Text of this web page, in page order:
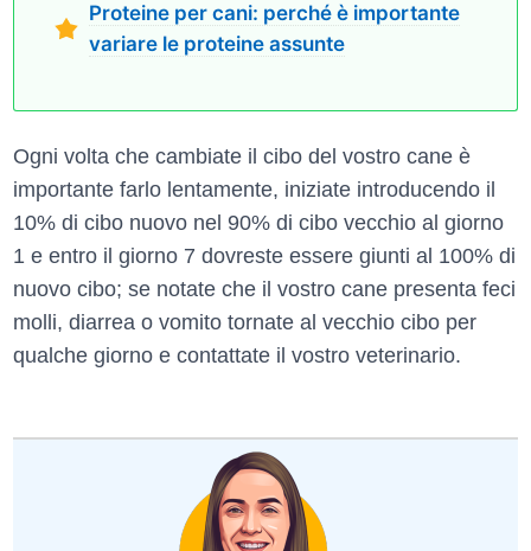
Proteine per cani: perché è importante
variare le proteine assunte
Ogni volta che cambiate il cibo del vostro cane è
importante farlo lentamente, iniziate introducendo il
10% di cibo nuovo nel 90% di cibo vecchio al giorno
1 e entro il giorno 7 dovreste essere giunti al 100% di
nuovo cibo; se notate che il vostro cane presenta feci
molli, diarrea o vomito tornate al vecchio cibo per
qualche giorno e contattate il vostro veterinario.